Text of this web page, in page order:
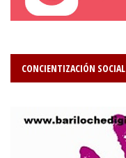
CONCIENTIZACIÓN SOCIAL